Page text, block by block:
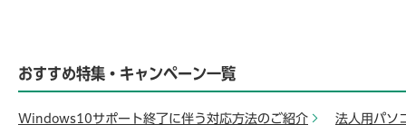
おすすめ特集・キャンペーン一覧
Windows10サポート終了に伴う対応方法のご紹介
法人用パソ